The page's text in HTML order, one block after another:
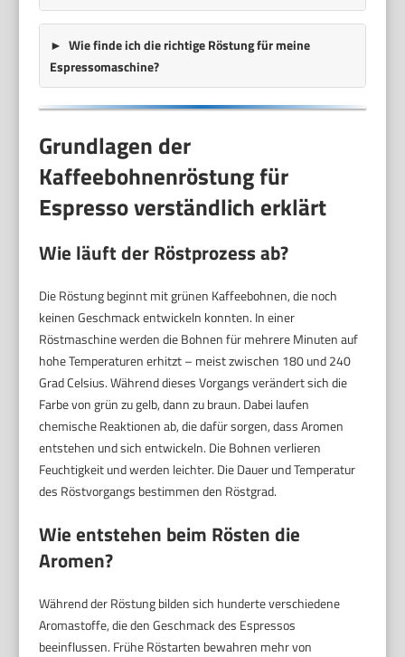
Wie finde ich die richtige Röstung für meine
Espressomaschine?
Grundlagen der
Kaffeebohnenröstung für
Espresso verständlich erklärt
Wie läuft der Röstprozess ab?
Die Röstung beginnt mit grünen Kaffeebohnen, die noch
keinen Geschmack entwickeln konnten. In einer
Röstmaschine werden die Bohnen für mehrere Minuten auf
hohe Temperaturen erhitzt – meist zwischen 180 und 240
Grad Celsius. Während dieses Vorgangs verändert sich die
Farbe von grün zu gelb, dann zu braun. Dabei laufen
chemische Reaktionen ab, die dafür sorgen, dass Aromen
entstehen und sich entwickeln. Die Bohnen verlieren
Feuchtigkeit und werden leichter. Die Dauer und Temperatur
des Röstvorgangs bestimmen den Röstgrad.
Wie entstehen beim Rösten die
Aromen?
Während der Röstung bilden sich hunderte verschiedene
Aromastoffe, die den Geschmack des Espressos
beeinflussen. Frühe Röstarten bewahren mehr von